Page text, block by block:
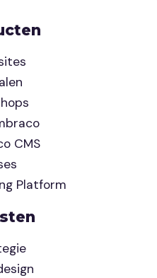
CMS
Platform